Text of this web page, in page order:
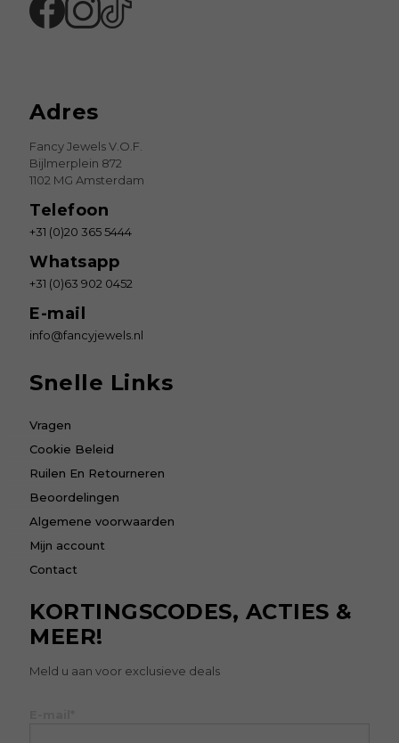
Adres
Fancy Jewels V.O.F.
Bijlmerplein 872
1102 MG Amsterdam
Telefoon
+31 (0)20 365 5444
Whatsapp
+31 (0)63 902 0452
E-mail
info@fancyjewels.nl
Snelle Links
Vragen
Cookie Beleid
Ruilen En Retourneren
Beoordelingen
Algemene voorwaarden
Mijn account
Contact
KORTINGSCODES, ACTIES &
MEER!
Meld u aan voor exclusieve deals